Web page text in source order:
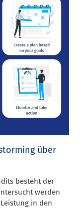
über
besteht der
werden
in den